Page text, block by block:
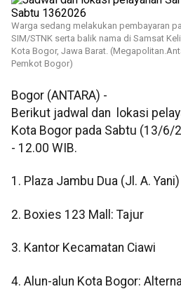
Warga sedang melakukan pembayaran
SIM/STNK serta balik nama di Samsat
Kota Bogor, Jawa Barat.
Pemkot Bogor)
Bogor (ANTARA) -
Berikut jadwal dan lokasi
Kota Bogor pada Sabtu (13/6/
- 12.00 WIB.
1. Plaza Jambu Dua (Jl. A. Yani)
2. Boxies 123 Mall: Tajur
3. Kantor Kecamatan Ciawi
4. Alun-alun Kota Bogor: